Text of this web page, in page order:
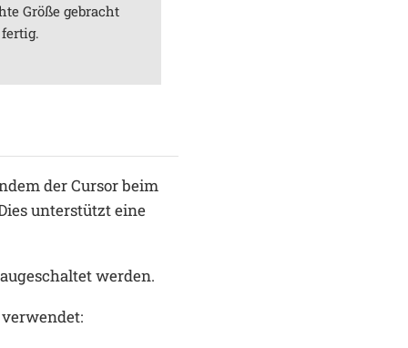
Größe gebracht
der Cursor beim
unterstützt eine
werden.
verwendet: